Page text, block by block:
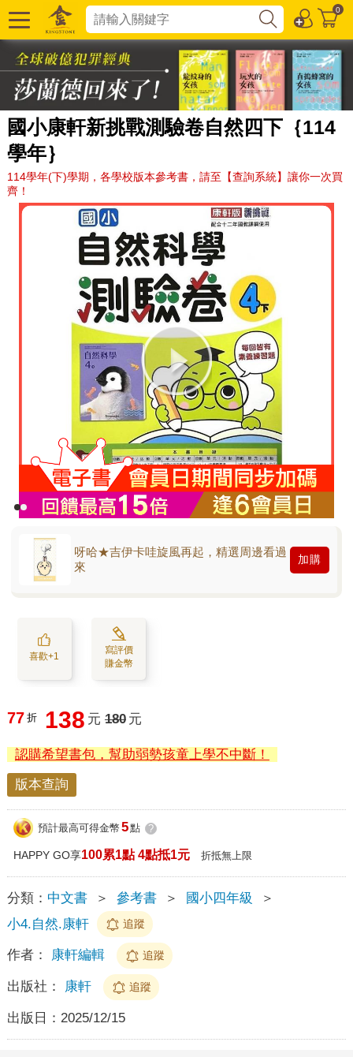
0
國小康軒新挑戰測驗卷自然四下｛114
學年｝
114學年(下)學期，各學校版本參考書，請至【查詢系統】讓你一次買
齊！
呀哈★吉伊卡哇旋風再起，精選周邊看過
來
加購
喜歡+1
寫評價
賺金幣
77 折 138 元 180 元
認購希望書包，幫助弱勢孩童上學不中斷！
版本查詢
預計最高可得金幣 5點 ?
HAPPY GO享100累1點 4點抵1元 折抵無上限
分類： 中文書 ＞ 參考書 ＞ 國小四年級
＞
小4.自然.康軒
追蹤
作者： 康軒編輯 追蹤
出版社： 康軒 追蹤
出版日： 2025/12/15